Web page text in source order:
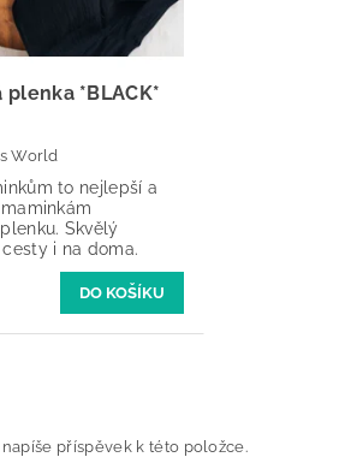
plenka *BLACK*
World
to nejlepší a
Skvělý
i na doma.
příspěvek k této položce.